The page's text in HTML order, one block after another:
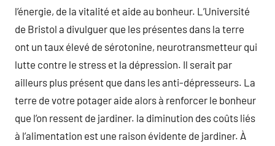
l’énergie, de la vitalité et aide au bonheur. L’Université
de Bristol a divulguer que les présentes dans la terre
ont un taux élevé de sérotonine, neurotransmetteur qui
lutte contre le stress et la dépression. Il serait par
ailleurs plus présent que dans les anti-dépresseurs. La
terre de votre potager aide alors à renforcer le bonheur
que l’on ressent de jardiner. la diminution des coûts liés
à l’alimentation est une raison évidente de jardiner. À